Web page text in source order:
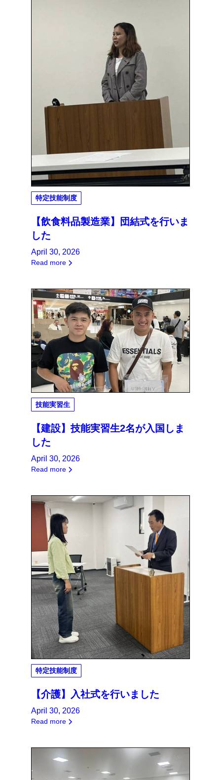
特定技能制度
【飲食料品製造業】団結式を行いま
した
April 30, 2026
Read more
技能実習生
【建設】技能実習生2名が入国しま
した
April 30, 2026
Read more
特定技能制度
【介護】入社式を行いました
April 30, 2026
Read more